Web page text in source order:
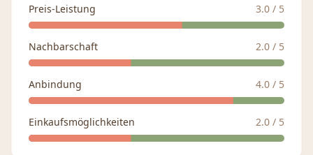
Preis-Leistung 3.0 / 5
Nachbarschaft 2.0 / 5
Anbindung 4.0 / 5
Einkaufsmöglichkeiten 2.0 / 5